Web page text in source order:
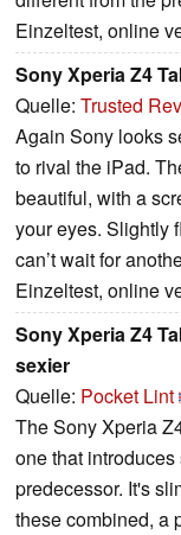
Einzeltest, online
Sony Xperia Z4
Quelle: Trusted
Again Sony looks
to rival the iPad.
beautiful, with a
your eyes. Slightly
can’t wait for
Einzeltest, online
Sony Xperia Z4
sexier
Quelle: Pocket Lint
The Sony Xperia
one that
predecessor. It's
these combined, a